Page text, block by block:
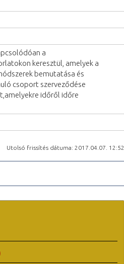
a
keresztül, amelyek a
bemutatása és
csoport szerveződése
időről időre
Utolsó frissítés dátuma: 2017.04.07. 12:52